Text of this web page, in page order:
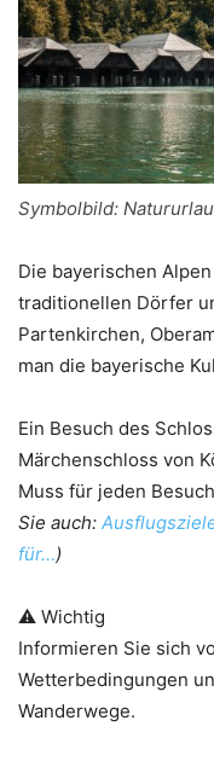
Symbolbild:
Die bayerischen
traditionellen Dörfer
Partenkirchen,
man die bayerische
Ein Besuch des
Märchenschloss von
Muss für jeden
Sie auch:
für…)
⚠️ Wichtig
Informieren Sie sich
Wetterbedingungen
Wanderwege.